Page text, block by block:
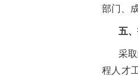
部门、
五
采
程人才